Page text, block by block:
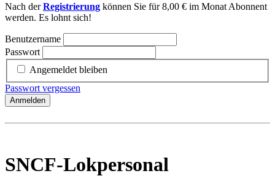
Nach derRegistrierung können Sie für 8,00 € im Monat Abonnent
werden. Es lohnt sich!
Benutzername
Passwort
Angemeldet bleiben
Passwort vergessen
Anmelden
SNCF-Lokpersonal